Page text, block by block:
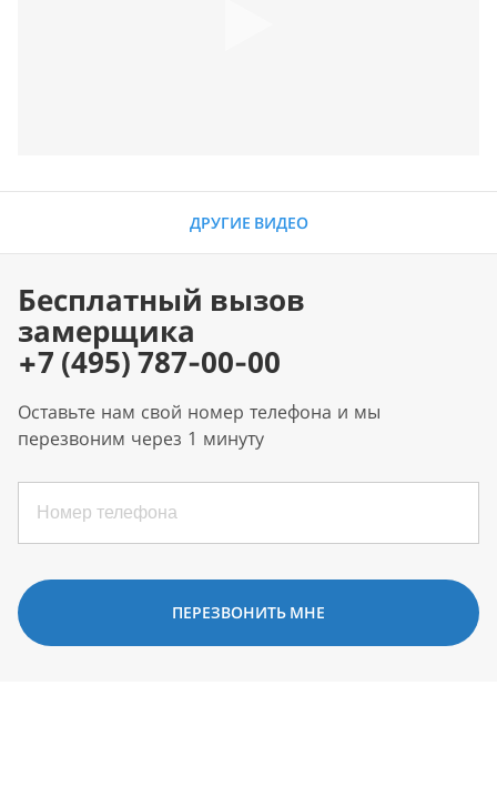
ДРУГИЕ ВИДЕО
Бесплатный вызов
замерщика
+7 (495) 787-00-00
Оставьте нам свой номер телефона и мы
перезвоним через 1 минуту
ПЕРЕЗВОНИТЬ МНЕ